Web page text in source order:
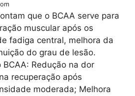
que o BCAA serve para
muscular após os
fadiga central, melhora da
do grau de lesão.
Redução na dor
recuperação após
moderada; Melhora